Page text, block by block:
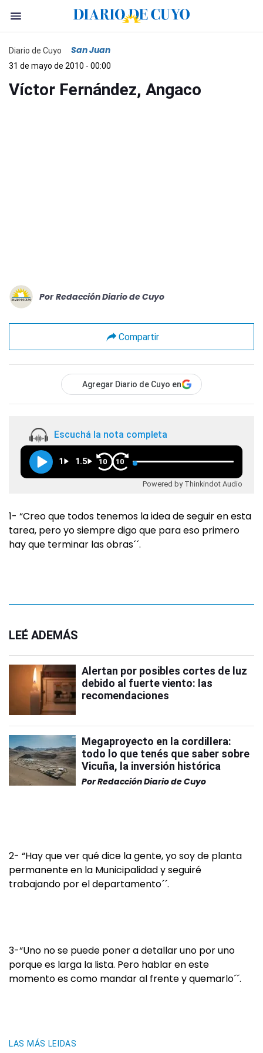
Diario de Cuyo San Juan
31 de mayo de 2010 - 00:00
Víctor Fernández, Angaco
Por Redacción Diario de Cuyo
Compartir
Agregar Diario de Cuyo en
Escuchá la nota completa
1 1.5 10 10
Powered by Thinkindot Audio
1- “Creo que todos tenemos la idea de seguir en esta
tarea, pero yo siempre digo que para eso primero
hay que terminar las obras´´.
LEÉ ADEMÁS
Alertan por posibles cortes de luz
debido al fuerte viento: las
recomendaciones
Megaproyecto en la cordillera:
todo lo que tenés que saber sobre
Vicuña, la inversión histórica
PorRedacción Diario de Cuyo
2- “Hay que ver qué dice la gente, yo soy de planta
permanente en la Municipalidad y seguiré
trabajando por el departamento´´.
3-“Uno no se puede poner a detallar uno por uno
porque es larga la lista. Pero hablar en este
momento es como mandar al frente y quemarlo´´.
LAS MÁS LEIDAS